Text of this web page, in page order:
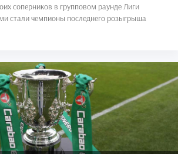
соперников в групповом раунде Лиги
стали чемпионы последнего розыгрыша